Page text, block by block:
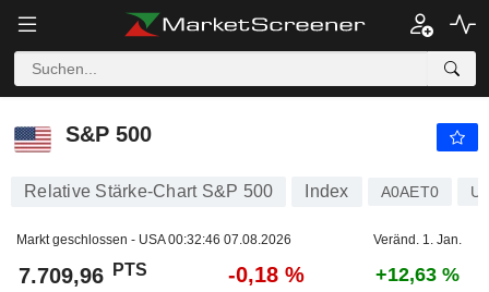
S&P 500
S&P 500
Relative Stärke-Chart S&P 500 Index A0AET0
Markt geschlossen - USA00:32:46 07.08.2026 Veränd. 1. Jan.
7.709,96 PTS -0,18 % +12,63 %